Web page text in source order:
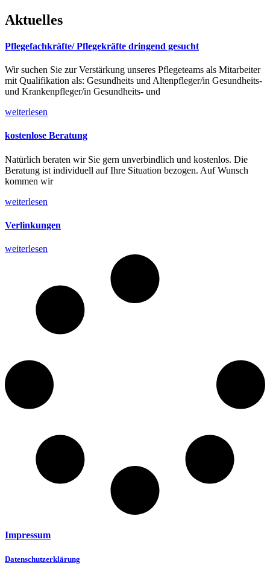
Aktuelles
Pflegefachkräfte/ Pflegekräfte dringend gesucht
Wir suchen Sie zur Verstärkung unseres Pflegeteams als Mitarbeiter
mit Qualifikation als: Gesundheits und Altenpfleger/in Gesundheits-
und Krankenpfleger/in Gesundheits- und
weiterlesen
kostenlose Beratung
Natürlich beraten wir Sie gern unverbindlich und kostenlos. Die
Beratung ist individuell auf Ihre Situation bezogen. Auf Wunsch
kommen wir
weiterlesen
Verlinkungen
weiterlesen
Impressum
Datenschutzerklärung